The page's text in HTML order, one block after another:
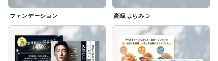
ファンデーション 高級はちみつ